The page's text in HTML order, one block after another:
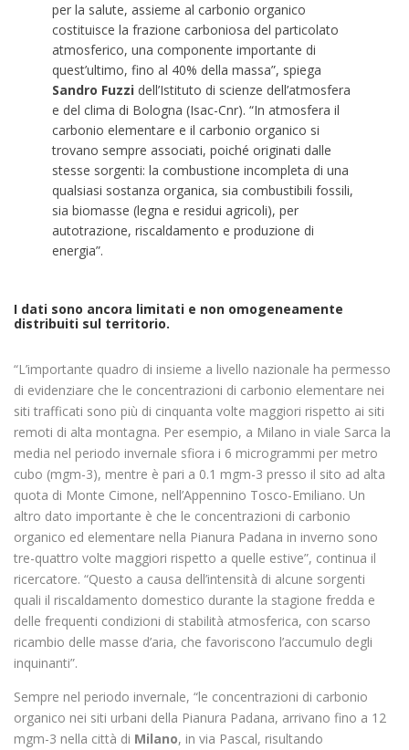
per la salute, assieme al carbonio organico
costituisce la frazione carboniosa del particolato
atmosferico, una componente importante di
quest’ultimo, fino al 40% della massa”, spiega
Sandro Fuzzidell’Istituto di scienze dell’atmosfera
e del clima di Bologna (Isac-Cnr). “In atmosfera il
carbonio elementare e il carbonio organico si
trovano sempre associati, poiché originati dalle
stesse sorgenti: la combustione incompleta di una
qualsiasi sostanza organica, sia combustibili fossili,
sia biomasse (legna e residui agricoli), per
autotrazione, riscaldamento e produzione di
energia”.
I dati sono ancora limitati e non omogeneamente
distribuiti sul territorio.
“L’importante quadro di insieme a livello nazionale ha permesso
di evidenziare che le concentrazioni di carbonio elementare nei
siti trafficati sono più di cinquanta volte maggiori rispetto ai siti
remoti di alta montagna. Per esempio, a Milano in viale Sarca la
media nel periodo invernale sfiora i 6 microgrammi per metro
cubo (mgm-3), mentre è pari a 0.1 mgm-3 presso il sito ad alta
quota di Monte Cimone, nell’Appennino Tosco-Emiliano. Un
altro dato importante è che le concentrazioni di carbonio
organico ed elementare nella Pianura Padana in inverno sono
tre-quattro volte maggiori rispetto a quelle estive”, continua il
ricercatore. “Questo a causa dell’intensità di alcune sorgenti
quali il riscaldamento domestico durante la stagione fredda e
delle frequenti condizioni di stabilità atmosferica, con scarso
ricambio delle masse d’aria, che favoriscono l’accumulo degli
inquinanti”.
Sempre nel periodo invernale, “le concentrazioni di carbonio
organico nei siti urbani della Pianura Padana, arrivano fino a 12
mgm-3 nella città di Milano, in via Pascal, risultando